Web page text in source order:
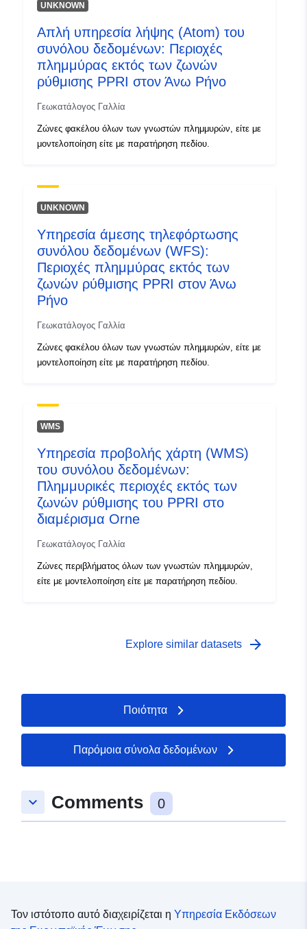
], [ 7.62215805, 47.4202652
], [ 7.62215805,
48.31088638 ] ]
Τύπος: Polygon
δεδομένων:
a101-4dc6-aaed-
d82d015a4979
uriRef:
http://data.europa.eu/88u/dataset/
Τύπος:
Πόρος:
http://inspire.ec.europa.eu/
UNKNOWN
Απλή υπηρεσία λήψης (Atom) του
συνόλου δεδομένων: Περιοχές
πλημμύρας εκτός των ζωνών
ρύθμισης PPRI στον Άνω Ρήνο
Γεωκατάλογος Γαλλία
Ζώνες φακέλου όλων των γνωστών πλημμυρών, είτε με
μοντελοποίηση είτε με παρατήρηση πεδίου.
UNKNOWN
Υπηρεσία άμεσης τηλεφόρτωσης
συνόλου δεδομένων (WFS):
Περιοχές πλημμύρας εκτός των
ζωνών ρύθμισης PPRI στον Άνω
Ρήνο
Γεωκατάλογος Γαλλία
Ζώνες φακέλου όλων των γνωστών πλημμυρών, είτε με
μοντελοποίηση είτε με παρατήρηση πεδίου.
WMS
Υπηρεσία προβολής χάρτη (WMS)
του συνόλου δεδομένων:
Πλημμυρικές περιοχές εκτός των
ζωνών ρύθμισης του PPRI στο
διαμέρισμα Orne
Γεωκατάλογος Γαλλία
Ζώνες περιβλήματος όλων των γνωστών πλημμυρών,
είτε με μοντελοποίηση είτε με παρατήρηση πεδίου.
Explore similar datasets arrow_forward
Ποιότητα
Παρόμοια σύνολα δεδομένων
keyboard_arrow_down Comments 0
Τον ιστότοπο αυτό διαχειρίζεται η Υπηρεσία Εκδόσεων